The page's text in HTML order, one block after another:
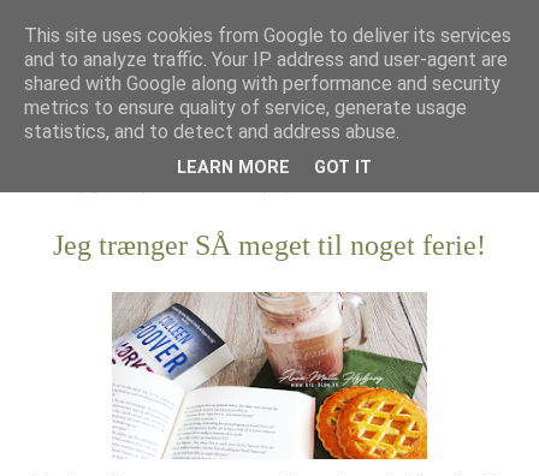
Jeg trænger SÅ meget til noget ferie!
This site uses cookies from Google to deliver its services
and to analyze traffic. Your IP address and user-agent are
shared with Google along with performance and security
metrics to ensure quality of service, generate usage
statistics, and to detect and address abuse.
LEARN MORE GOT IT